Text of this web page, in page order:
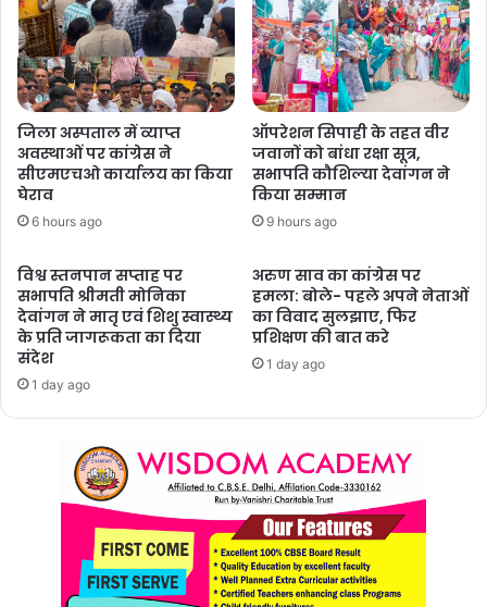
जिला अस्पताल में व्याप्त
अवस्थाओं पर कांग्रेस ने
सीएमएचओ कार्यालय का किया
घेराव
6 hours ago
ऑपरेशन सिपाही के तहत वीर
जवानों को बांधा रक्षा सूत्र,
सभापति कौशिल्या देवांगन ने
किया सम्मान
9 hours ago
विश्व स्तनपान सप्ताह पर
सभापति श्रीमती मोनिका
देवांगन ने मातृ एवं शिशु स्वास्थ्य
के प्रति जागरूकता का दिया
संदेश
1 day ago
अरुण साव का कांग्रेस पर
हमला: बोले- पहले अपने नेताओं
का विवाद सुलझाए, फिर
प्रशिक्षण की बात करे
1 day ago